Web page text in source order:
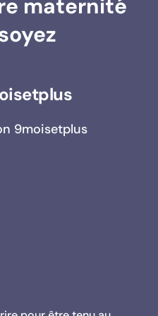
maternité
9moisetplus